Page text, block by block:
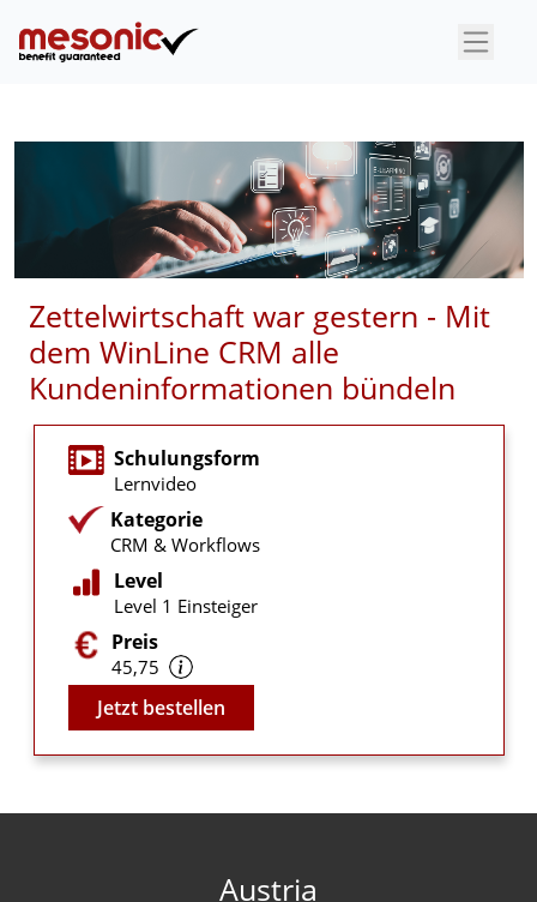
×
Zettelwirtschaft war gestern - Mit
dem WinLine CRM alle
Kundeninformationen bündeln
Schulungsform
Lernvideo
Kategorie
CRM & Workflows
Level
Level 1 Einsteiger
Preis
45,75
Video
Jetzt bestellen
Austria